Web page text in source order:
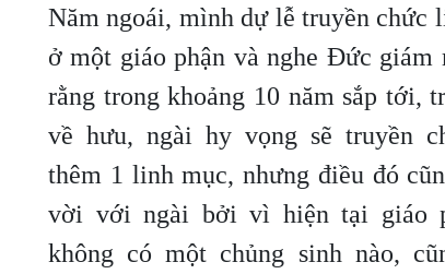
Năm ngoái, mình dự lễ truyền chức
ở một giáo phận và nghe Đức giám
rằng trong khoảng 10 năm sắp tới,
về hưu, ngài hy vọng sẽ truyền
thêm 1 linh mục, nhưng điều đó
vời với ngài bởi vì hiện tại giáo
không có một chủng sinh nào,